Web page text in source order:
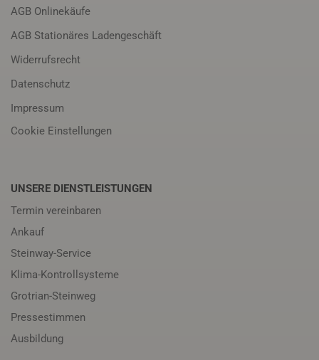
AGB Onlinekäufe
AGB Stationäres Ladengeschäft
Widerrufsrecht
Datenschutz
Impressum
Cookie Einstellungen
UNSERE DIENSTLEISTUNGEN
Termin vereinbaren
Ankauf
Steinway-Service
Klima-Kontrollsysteme
Grotrian-Steinweg
Pressestimmen
Ausbildung